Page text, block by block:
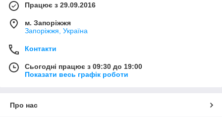
Працює з 29.09.2016
м. Запоріжжя
Запоріжжя, Україна
Контакти
Сьогодні працює з 09:30 до 19:00
Показати весь графік роботи
Про нас